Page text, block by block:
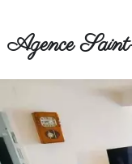
Agence